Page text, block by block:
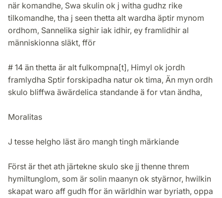
när komandhe, Swa skulin ok j witha gudhz rike
tilkomandhe, tha j seen thetta alt wardha äptir mynom
ordhom, Sannelika sighir iak idhir, ey framlidhir al
människionna släkt, fför
# 14 än thetta är alt fulkompna[t], Himyl ok jordh
framlydha Sptir forskipadha natur ok tima, Än myn ordh
skulo bliffwa äwärdelica standande ä for vtan ändha,
Moralitas
J tesse helgho läst äro mangh tingh märkiande
Först är thet ath järtekne skulo ske jj thenne threm
hymiltunglom, som är solin maanyn ok styärnor, hwilkin
skapat waro aff gudh ffor än wärldhin war byriath, oppa